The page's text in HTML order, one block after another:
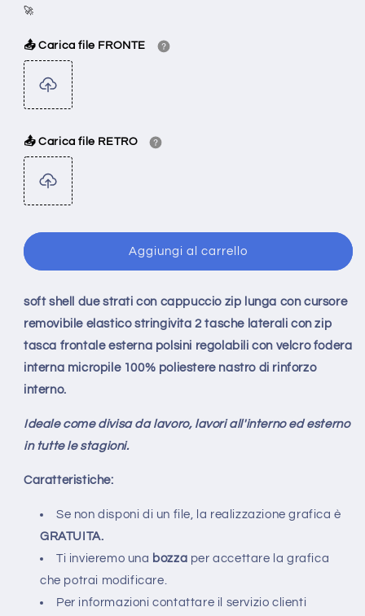
🚀
📤 Carica file FRONTE
📤 Carica file RETRO
Aggiungi al carrello
soft shell due strati con cappuccio zip lunga con cursore
removibile elastico stringivita 2 tasche laterali con zip
tasca frontale esterna polsini regolabili con velcro fodera
interna micropile 100% poliestere nastro di rinforzo
interno.
Ideale come divisa da lavoro, lavori all'interno ed esterno
in tutte le stagioni.
Caratteristiche:
Se non disponi di un file, la realizzazione grafica è
GRATUITA.
Ti invieremo una bozza per accettare la grafica
che potrai modificare.
Per informazioni contattare il servizio clienti